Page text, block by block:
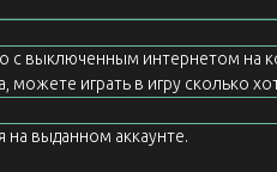
с выключенным интернетом на
играть в игру сколько
на выданном аккаунте.